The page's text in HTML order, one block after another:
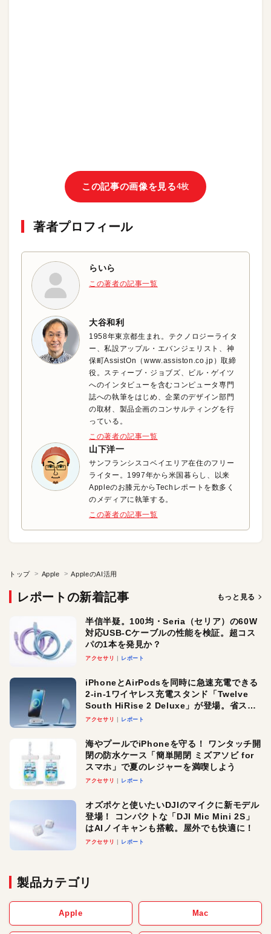
この記事の画像を見る4枚
著者プロフィール
らいら
この著者の記事一覧
大谷和利
1958年東京都生まれ。テクノロジーライタ
ー、私設アップル・エバンジェリスト、神
保町AssistOn（www.assiston.co.jp）取締
役。スティーブ・ジョブズ、ビル・ゲイツ
へのインタビューを含むコンピュータ専門
誌への執筆をはじめ、企業のデザイン部門
の取材、製品企画のコンサルティングを行
っている。
この著者の記事一覧
山下洋一
サンフランシスコベイエリア在住のフリー
ライター。1997年から米国暮らし、以来
Appleのお膝元からTechレポートを数多く
のメディアに執筆する。
この著者の記事一覧
トップ Apple AppleのAI活用
レポートの新着記事 もっと見る
半信半疑。100均・Seria（セリア）の60W
対応USB-Cケーブルの性能を検証。超コス
パの1本を発見か？
アクセサリ レポート
iPhoneとAirPodsを同時に急速充電できる
2-in-1ワイヤレス充電スタンド「Twelve
South HiRise 2 Deluxe」が登場。省スペ
ースでおしゃれに充電したい人にオスス
アクセサリ レポート
海やプールでiPhoneを守る！ ワンタッチ開
閉の防水ケース「簡単開閉 ミズアソビ for
スマホ」で夏のレジャーを満喫しよう
アクセサリ レポート
オズポケと使いたいDJIのマイクに新モデル
登場！ コンパクトな「DJI Mic Mini 2S」
はAIノイキャンも搭載。屋外でも快適に！
アクセサリ レポート
製品カテゴリ
Apple Mac